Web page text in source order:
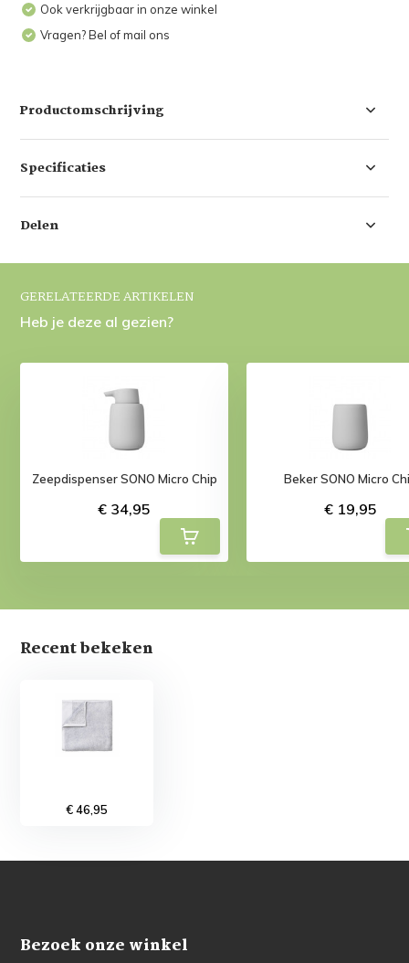
Ook verkrijgbaar in onze winkel
Vragen? Bel of mail ons
Productomschrijving
Specificaties
Delen
GERELATEERDE ARTIKELEN
Heb je deze al gezien?
Zeepdispenser SONO Micro Chip
€ 34,95
Beker SONO Micro
€ 19,95
Recent bekeken
€ 46,95
Bezoek onze winkel